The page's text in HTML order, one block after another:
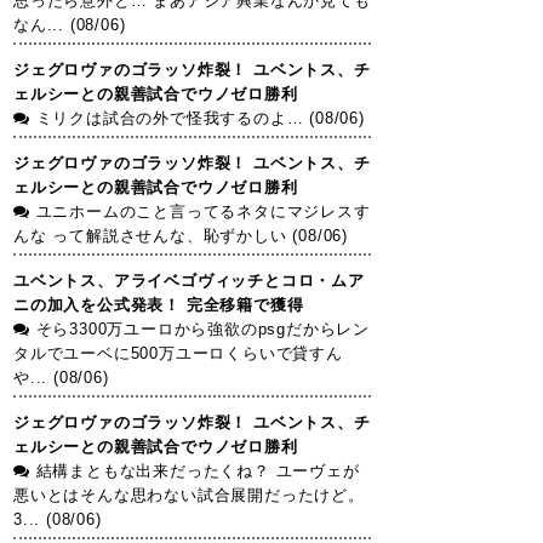
なん... (08/06)
ジェグロヴァのゴラッソ炸裂！ ユベントス、チ
ェルシーとの親善試合でウノゼロ勝利
ミリクは試合の外で怪我するのよ… (08/06)
ジェグロヴァのゴラッソ炸裂！ ユベントス、チ
ェルシーとの親善試合でウノゼロ勝利
ユニホームのこと言ってるネタにマジレスす
んな って解説させんな、恥ずかしい (08/06)
ユベントス、アライベゴヴィッチとコロ・ムア
ニの加入を公式発表！ 完全移籍で獲得
そら3300万ユーロから強欲のpsgだからレン
タルでユーベに500万ユーロくらいで貸すん
や... (08/06)
ジェグロヴァのゴラッソ炸裂！ ユベントス、チ
ェルシーとの親善試合でウノゼロ勝利
結構まともな出来だったくね？ ユーヴェが
悪いとはそんな思わない試合展開だったけど。
3... (08/06)